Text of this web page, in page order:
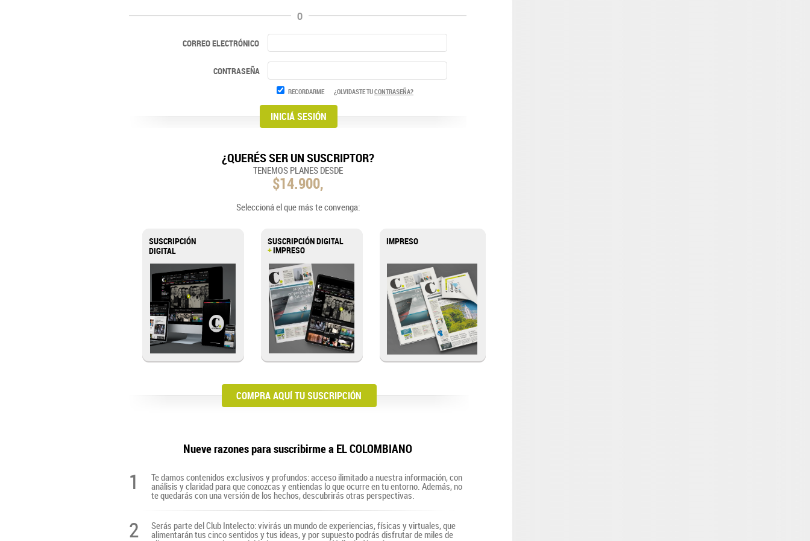
O
CORREO ELECTRÓNICO
CONTRASEÑA
RECORDARME ¿OLVIDASTE TUCONTRASEÑA?
¿QUERÉS SER UN SUSCRIPTOR?
TENEMOS PLANES DESDE
$14.900,
Seleccioná el que más te convenga:
SUSCRIPCIÓN
DIGITAL
SUSCRIPCIÓN DIGITAL
+IMPRESO
IMPRESO
COMPRA AQUÍ TU SUSCRIPCIÓN
Nueve razones para suscribirme a EL COLOMBIANO
1 Te damos contenidos exclusivos y profundos: acceso ilimitado a nuestra información, con
análisis y claridad para que conozcas y entiendas lo que ocurre en tu entorno. Además, no
te quedarás con una versión de los hechos, descubrirás otras perspectivas.
2 Serás parte del Club Intelecto: vivirás un mundo de experiencias, físicas y virtuales, que
alimentarán tus cinco sentidos y tus ideas, y por supuesto podrás disfrutar de miles de